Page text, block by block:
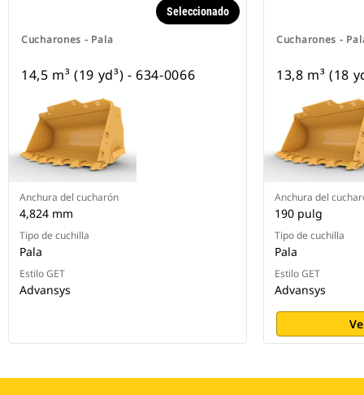
Cucharones - Pala
Seleccionado
14,5 m³ (19 yd³) - 634-0066
Anchura del cucharón
4,824 mm
Tipo de cuchilla
Pala
Estilo GET
Advansys
Cucharones -
13,8 m³ (18
Anchura del
190 pulg
Tipo de cuchilla
Pala
Estilo GET
Advansys